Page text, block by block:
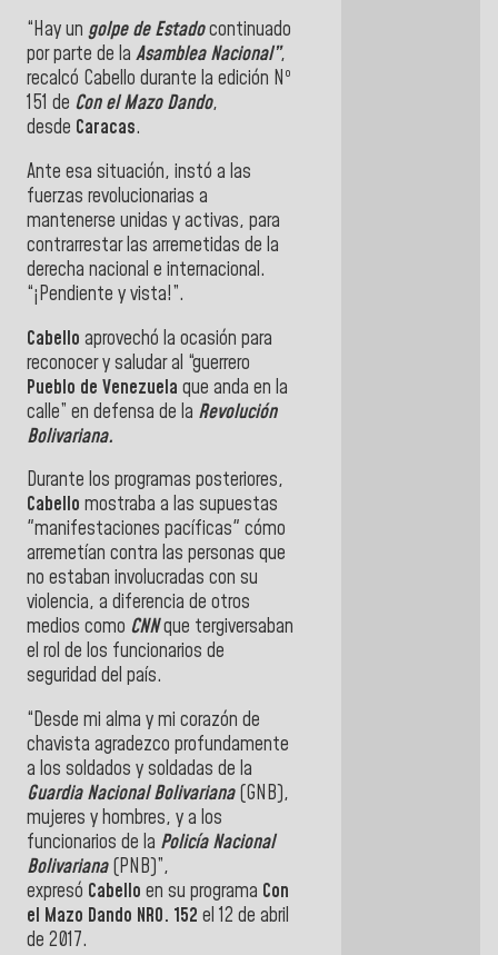
“Hay un golpe de Estadocontinuado
por parte de la Asamblea Nacional”,
recalcó Cabello durante la edición Nº
151 de Con el Mazo Dando,
desde Caracas.
Ante esa situación, instó a las
fuerzas revolucionarias a
mantenerse unidas y activas, para
contrarrestar las arremetidas de la
derecha nacional e internacional.
“¡Pendiente y vista!”.
Cabello aprovechó la ocasión para
reconocer y saludar al “guerrero
Pueblo de Venezuela que anda en la
calle” en defensa de la Revolución
Bolivariana.
Durante los programas posteriores,
Cabello mostraba a las supuestas
"manifestaciones pacíficas" cómo
arremetían contra las personas que
no estaban involucradas con su
violencia, a diferencia de otros
medios como CNNque tergiversaban
el rol de los funcionarios de
seguridad del país.
“Desde mi alma y mi corazón de
chavista agradezco profundamente
a los soldados y soldadas de la
Guardia Nacional Bolivariana(GNB),
mujeres y hombres, y a los
funcionarios de la Policía Nacional
Bolivariana(PNB)”,
expresó Cabello en su programa Con
el Mazo Dando NRO. 152 el 12 de abril
de 2017.